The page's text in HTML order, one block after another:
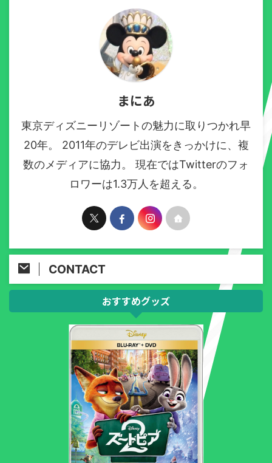
まにあ
東京ディズニーリゾートの魅力に取りつかれ早
20年。 2011年のデレビ出演をきっかけに、複
数のメディアに協力。 現在ではTwitterのフォ
ロワーは1.3万人を超える。
CONTACT
おすすめグッズ